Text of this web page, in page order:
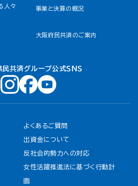
人々
事業と決算の概況
大阪府民共済のご案内
共済グループ公式ＳＮＳ
よくあるご質問
出資金について
反社会的勢力への対応
女性活躍推進法に基づく行動計
画